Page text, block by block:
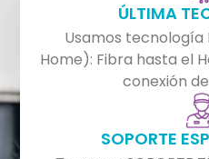
ÚLTIMA
Usamos tecnología
Home): Fibra hasta el
conexión
SOPORTE